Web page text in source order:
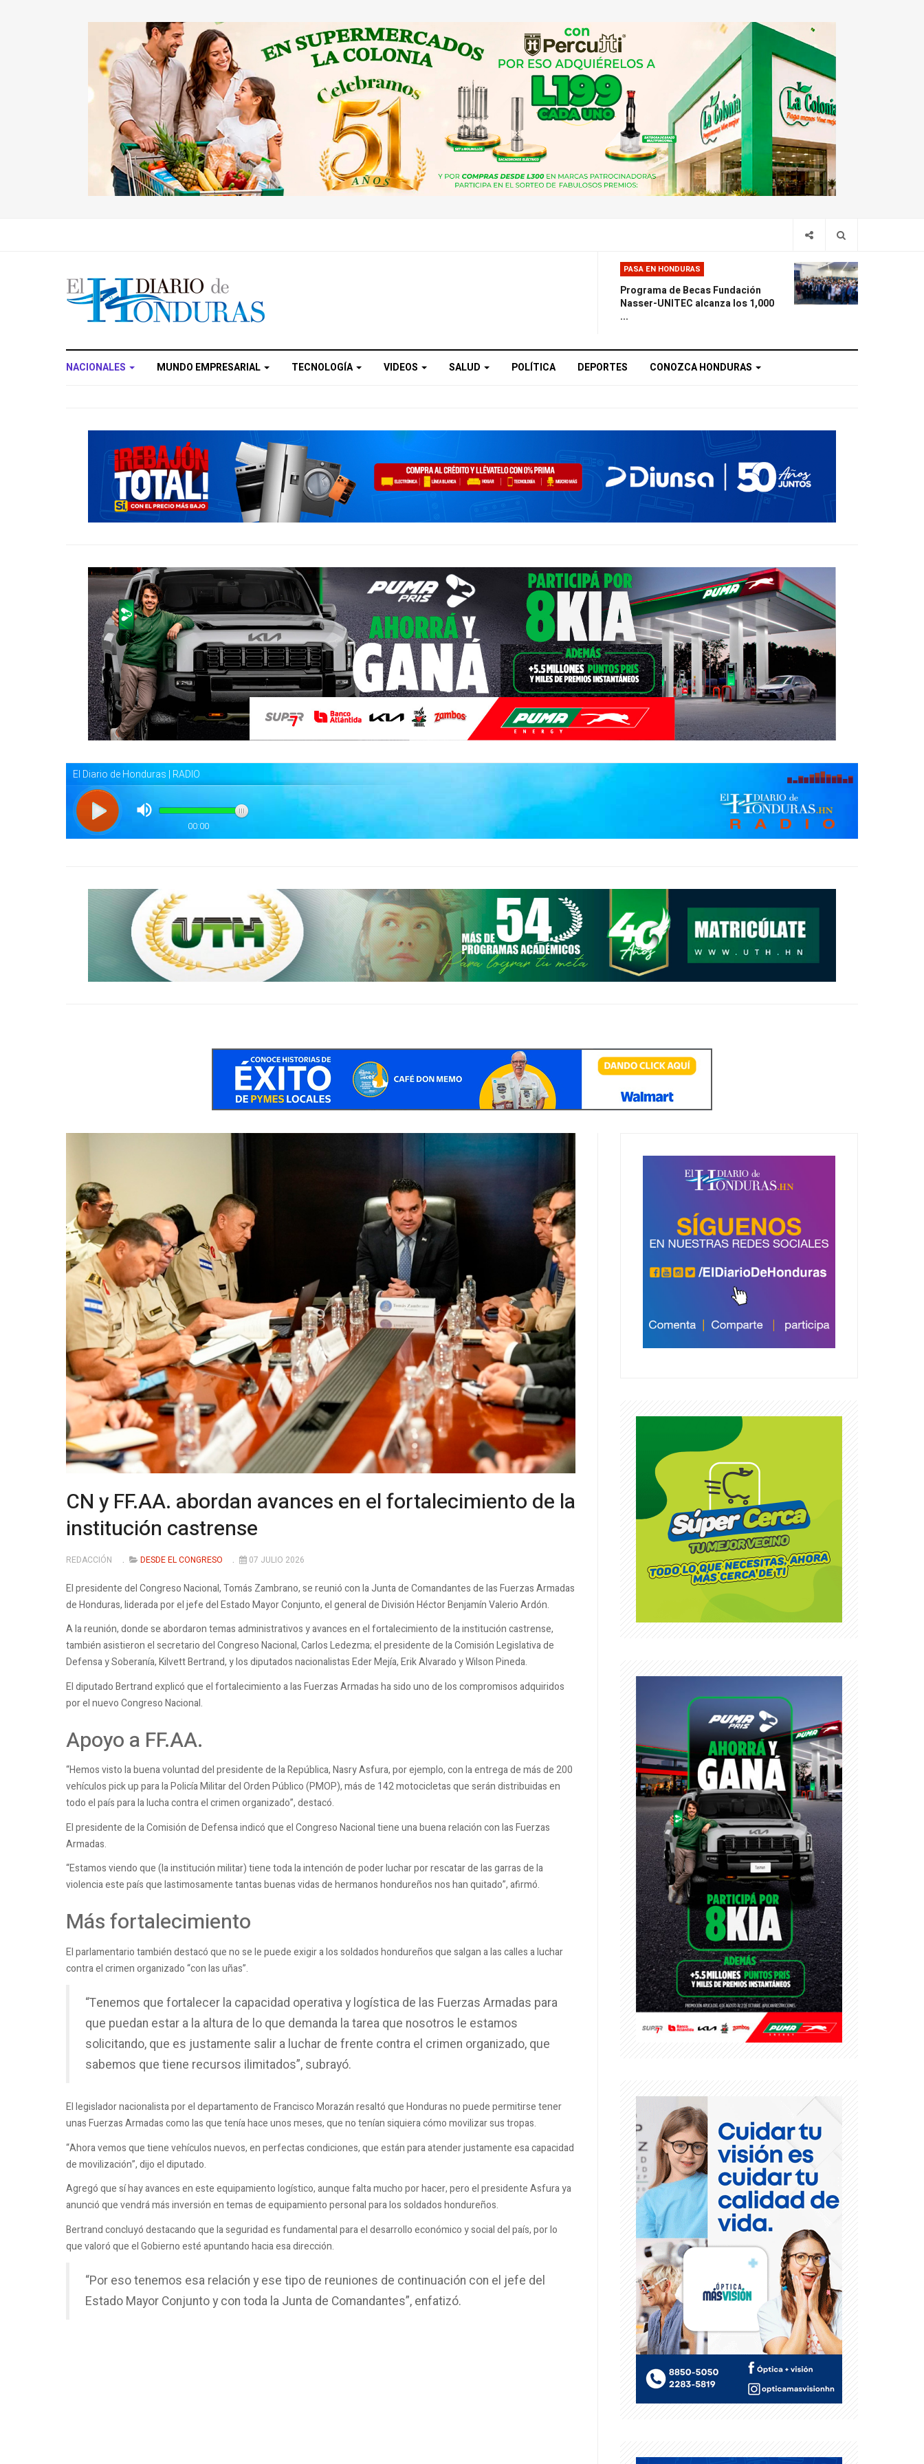
PASA EN HONDURAS
Programa de Becas Fundación
Nasser-UNITEC alcanza los 1,000
...
NACIONALES MUNDO EMPRESARIAL TECNOLOGÍA VIDEOS SALUD POLÍTICA DEPORTES CONOZCA HONDURAS
CN y FF.AA. abordan avances en el fortalecimiento de la
institución castrense
REDACCIÓN DESDE EL CONGRESO 07 JULIO 2026
El presidente del Congreso Nacional, Tomás Zambrano, se reunió con la Junta de Comandantes de las Fuerzas Armadas
de Honduras, liderada por el jefe del Estado Mayor Conjunto, el general de División Héctor Benjamín Valerio Ardón.
A la reunión, donde se abordaron temas administrativos y avances en el fortalecimiento de la institución castrense,
también asistieron el secretario del Congreso Nacional, Carlos Ledezma; el presidente de la Comisión Legislativa de
Defensa y Soberanía, Kilvett Bertrand, y los diputados nacionalistas Eder Mejía, Erik Alvarado y Wilson Pineda.
El diputado Bertrand explicó que el fortalecimiento a las Fuerzas Armadas ha sido uno de los compromisos adquiridos
por el nuevo Congreso Nacional.
Apoyo a FF.AA.
“Hemos visto la buena voluntad del presidente de la República, Nasry Asfura, por ejemplo, con la entrega de más de 200
vehículos pick up para la Policía Militar del Orden Público (PMOP), más de 142 motocicletas que serán distribuidas en
todo el país para la lucha contra el crimen organizado”, destacó.
El presidente de la Comisión de Defensa indicó que el Congreso Nacional tiene una buena relación con las Fuerzas
Armadas.
“Estamos viendo que (la institución militar) tiene toda la intención de poder luchar por rescatar de las garras de la
violencia este país que lastimosamente tantas buenas vidas de hermanos hondureños nos han quitado”, afirmó.
Más fortalecimiento
El parlamentario también destacó que no se le puede exigir a los soldados hondureños que salgan a las calles a luchar
contra el crimen organizado “con las uñas”.
“Tenemos que fortalecer la capacidad operativa y logística de las Fuerzas Armadas para
que puedan estar a la altura de lo que demanda la tarea que nosotros le estamos
solicitando, que es justamente salir a luchar de frente contra el crimen organizado, que
sabemos que tiene recursos ilimitados”, subrayó.
El legislador nacionalista por el departamento de Francisco Morazán resaltó que Honduras no puede permitirse tener
unas Fuerzas Armadas como las que tenía hace unos meses, que no tenían siquiera cómo movilizar sus tropas.
“Ahora vemos que tiene vehículos nuevos, en perfectas condiciones, que están para atender justamente esa capacidad
de movilización”, dijo el diputado.
Agregó que sí hay avances en este equipamiento logístico, aunque falta mucho por hacer, pero el presidente Asfura ya
anunció que vendrá más inversión en temas de equipamiento personal para los soldados hondureños.
Bertrand concluyó destacando que la seguridad es fundamental para el desarrollo económico y social del país, por lo
que valoró que el Gobierno esté apuntando hacia esa dirección.
“Por eso tenemos esa relación y ese tipo de reuniones de continuación con el jefe del
Estado Mayor Conjunto y con toda la Junta de Comandantes”, enfatizó.